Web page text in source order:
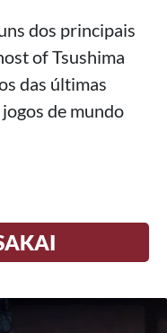
dos principais
of Tsushima
das últimas
de mundo